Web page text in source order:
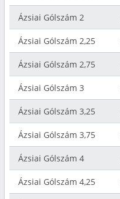
Ázsiai Gólszám 2
Ázsiai Gólszám 2,25
Ázsiai Gólszám 2,75
Ázsiai Gólszám 3
Ázsiai Gólszám 3,25
Ázsiai Gólszám 3,75
Ázsiai Gólszám 4
Ázsiai Gólszám 4,25